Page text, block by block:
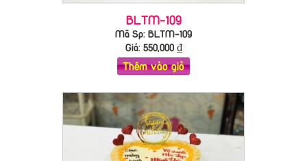
BLTM-109
Mã Sp: BLTM-109
Giá: 550,000₫
Thêm vào giỏ